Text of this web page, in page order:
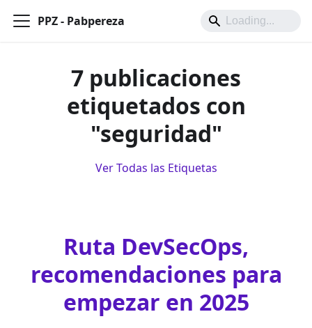
PPZ - Pabpereza
7 publicaciones
etiquetados con
"seguridad"
Ver Todas las Etiquetas
Ruta DevSecOps,
recomendaciones para
empezar en 2025